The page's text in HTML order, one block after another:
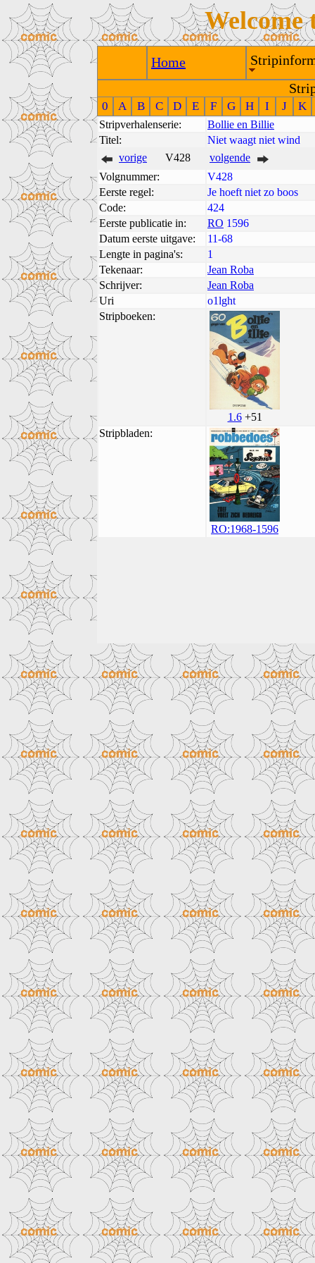
Welcome
Home
0 A B C D E F G H I J K
Stripverhalenserie:
Bollie en Billie
Titel:
Niet waagt niet wind
vorige
V428
volgende
Volgnummer:
V428
Eerste regel:
Je hoeft niet zo boos
Code:
424
Eerste publicatie in:
RO 1596
Datum eerste uitgave:
11-68
Lengte in pagina's:
1
Tekenaar:
Jean Roba
Schrijver:
Jean Roba
Uri
o1lght
Stripboeken:
1.6+51
Stripbladen:
RO:1968-1596